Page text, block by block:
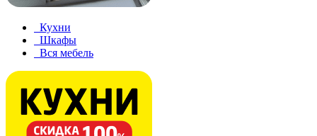
Кухни
Шкафы
Вся мебель